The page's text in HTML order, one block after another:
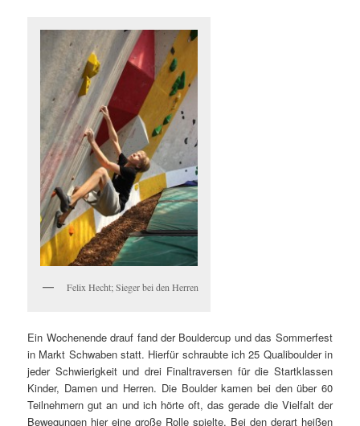
Felix Hecht; Sieger bei den Herren
Ein Wochenende drauf fand der Bouldercup und das Sommerfest
in Markt Schwaben statt. Hierfür schraubte ich 25 Qualiboulder in
jeder Schwierigkeit und drei Finaltraversen für die Startklassen
Kinder, Damen und Herren. Die Boulder kamen bei den über 60
Teilnehmern gut an und ich hörte oft, das gerade die Vielfalt der
Bewegungen hier eine große Rolle spielte. Bei den derart heißen